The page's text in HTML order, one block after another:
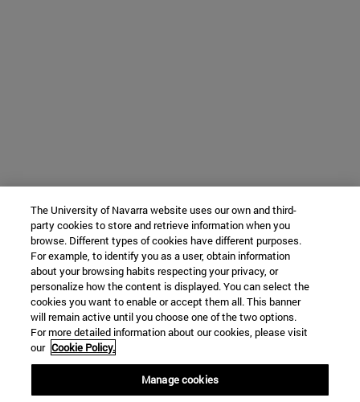
The University of Navarra website uses our own and third-
party cookies to store and retrieve information when you
browse. Different types of cookies have different purposes.
For example, to identify you as a user, obtain information
about your browsing habits respecting your privacy, or
personalize how the content is displayed. You can select the
cookies you want to enable or accept them all. This banner
will remain active until you choose one of the two options.
For more detailed information about our cookies, please visit
our Cookie Policy.
Manage cookies